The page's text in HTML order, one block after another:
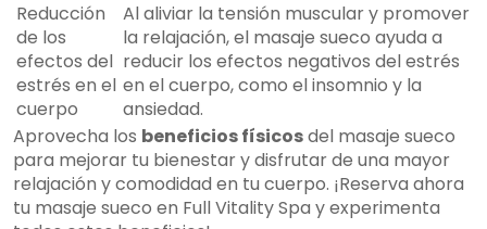
Reducción
de los
efectos del
estrés en el
cuerpo
Al aliviar la tensión muscular y promover
la relajación, el masaje sueco ayuda a
reducir los efectos negativos del estrés
en el cuerpo, como el insomnio y la
ansiedad.
Aprovecha los beneficios físicosdel masaje sueco
para mejorar tu bienestar y disfrutar de una mayor
relajación y comodidad en tu cuerpo. ¡Reserva ahora
tu masaje sueco en Full Vitality Spa y experimenta